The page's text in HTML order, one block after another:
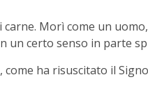
carne. Morì come un
un certo senso in parte
come ha risuscitato il